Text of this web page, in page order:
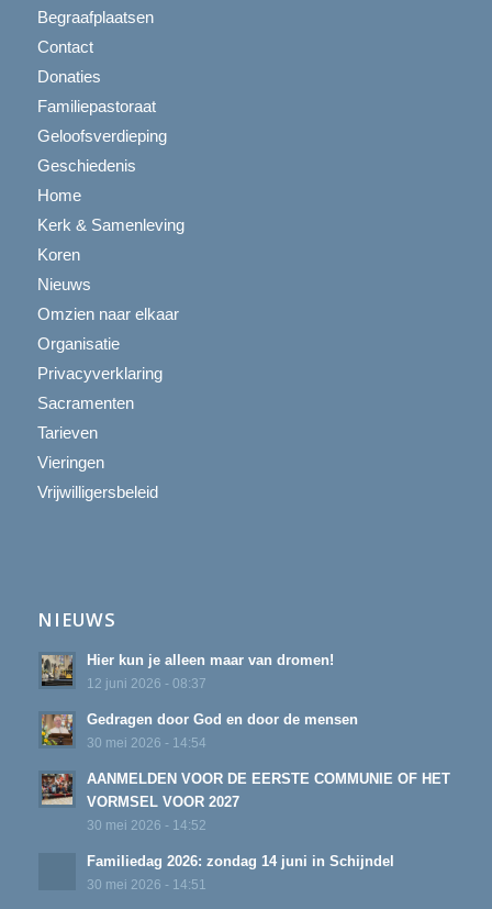
Begraafplaatsen
Contact
Donaties
Familiepastoraat
Geloofsverdieping
Geschiedenis
Home
Kerk & Samenleving
Koren
Nieuws
Omzien naar elkaar
Organisatie
Privacyverklaring
Sacramenten
Tarieven
Vieringen
Vrijwilligersbeleid
NIEUWS
Hier kun je alleen maar van dromen!
12 juni 2026 - 08:37
Gedragen door God en door de mensen
30 mei 2026 - 14:54
AANMELDEN VOOR DE EERSTE COMMUNIE OF HET
VORMSEL VOOR 2027
30 mei 2026 - 14:52
Familiedag 2026: zondag 14 juni in Schijndel
30 mei 2026 - 14:51